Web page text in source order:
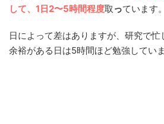
して、1日2〜5時間程度取 っています。
日によって差はありますが、研究で
余裕がある日は5時間ほど勉強していま